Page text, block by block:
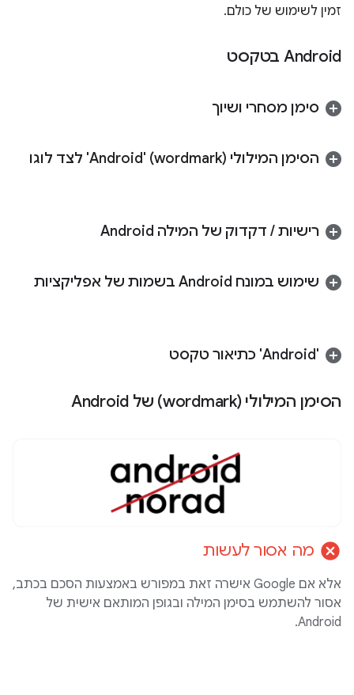
זמין לשימוש של כולם.
Android בטקסט
סימן מסחרי ושיוך
הסימן המילולי (wordmark) 'Android' לצד לוגו
רישיות/ דקדוק של המילה Android
שימוש במונח Android בשמות של אפליקציות
‫'Android' כתיאור טקסט
הסימן המילולי (wordmark) של Android
cancel מה אסור לעשות
אלא אם Google אישרה זאת במפורש באמצעות הסכם בכתב,
אסור להשתמש בסימן המילה ובגופן המותאם אישית של
Android.